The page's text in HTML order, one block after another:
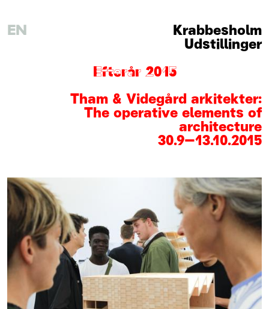
Krabbesholm
EN
Udstillinger
Efterår 2015
Tham & Videgård arkitekter:
The operative elements of
architecture
30.9–13.10.2015